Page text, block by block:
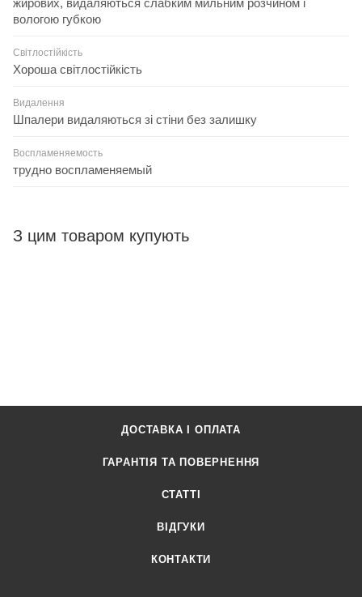
жирових, видаляються слабким мильним розчином і
вологою губкою
Світлостійкість
Хороша світлостійкість
Видалення
Шпалери видаляються зі стіни без залишку
Воспламеняемость
трудно воспламеняемый
З цим товаром купують
ДОСТАВКА І ОПЛАТА
ГАРАНТІЯ ТА ПОВЕРНЕННЯ
СТАТТІ
ВІДГУКИ
КОНТАКТИ